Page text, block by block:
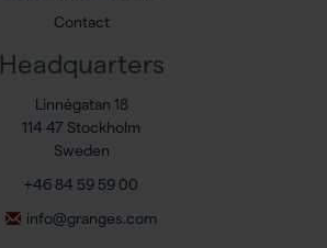
Contact
Headquarters
Linnégatan 18
114 47 Stockholm
Sweden
+46 84 59 59 00
info@granges.com